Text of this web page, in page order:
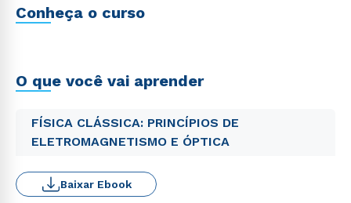
Conheça o curso
O que você vai aprender
FÍSICA CLÁSSICA: PRINCÍPIOS DE
ELETROMAGNETISMO E ÓPTICA
Baixar Ebook